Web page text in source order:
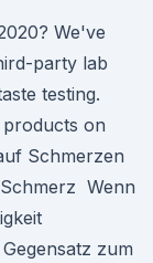
We've
party lab
testing.
on
Schmerzen
Wenn
zum